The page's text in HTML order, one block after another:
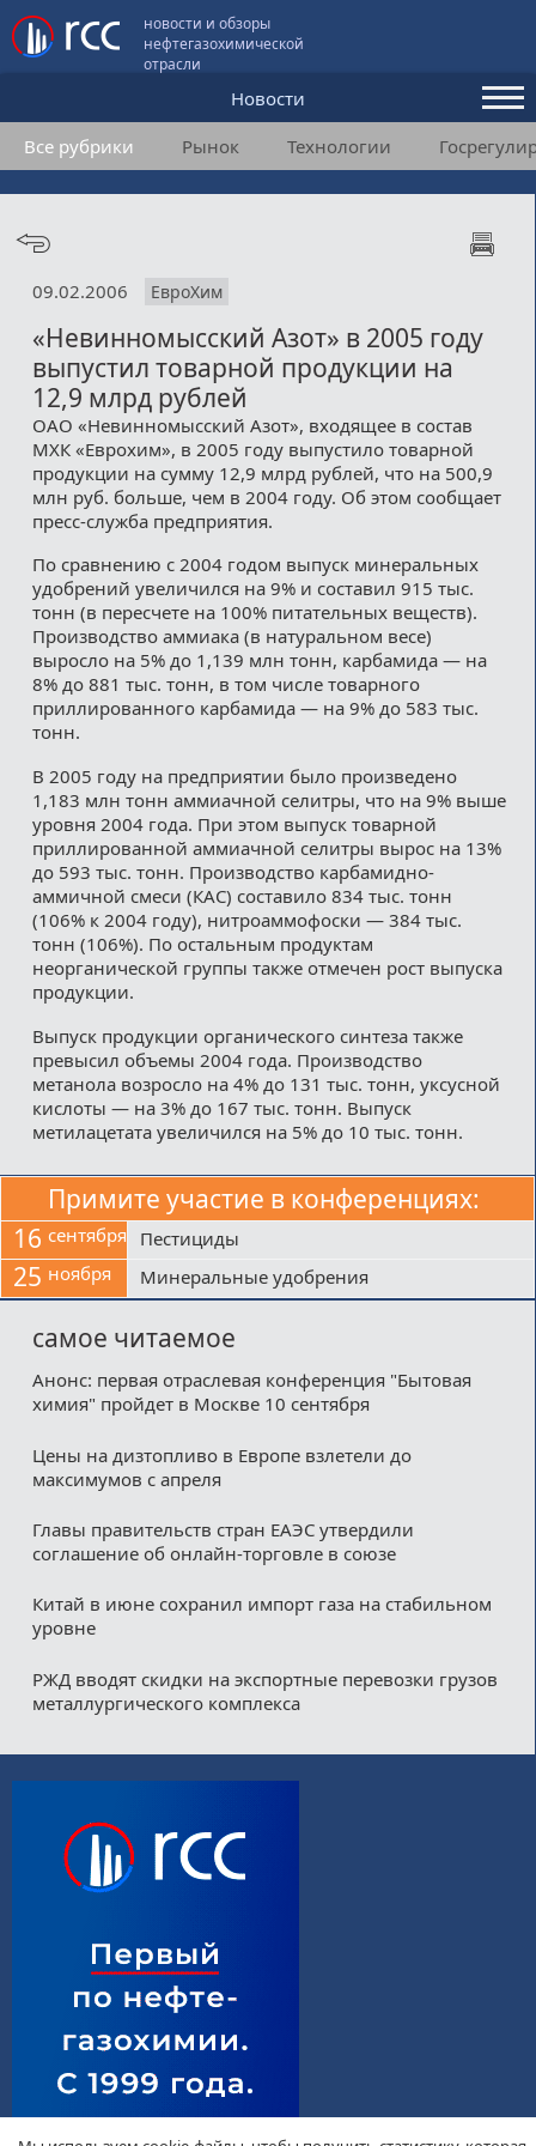
новости и обзоры
нефтегазохимической
отрасли
Новости
Аналитика и мнения
Конференции
Пользовательское соглашение
Медиакит
Контакты
Все рубрики Рынок Технологии
09.02.2006 ЕвроХим
«Невинномысский Азот» в 2005 году
выпустил товарной продукции на
12,9 млрд рублей
ОАО «Невинномысский Азот», входящее в состав
МХК «Еврохим», в 2005 году выпустило товарной
продукции на сумму 12,9 млрд рублей, что на 500,9
млн руб. больше, чем в 2004 году. Об этом сообщает
пресс-служба предприятия.
По сравнению с 2004 годом выпуск минеральных
удобрений увеличился на 9% и составил 915 тыс.
тонн (в пересчете на 100% питательных веществ).
Производство аммиака (в натуральном весе)
выросло на 5% до 1,139 млн тонн, карбамида — на
8% до 881 тыс. тонн, в том числе товарного
приллированного карбамида — на 9% до 583 тыс.
тонн.
В 2005 году на предприятии было произведено
1,183 млн тонн аммиачной селитры, что на 9% выше
уровня 2004 года. При этом выпуск товарной
приллированной аммиачной селитры вырос на 13%
до 593 тыс. тонн. Производство карбамидно-
аммичной смеси (КАС) составило 834 тыс. тонн
(106% к 2004 году), нитроаммофоски — 384 тыс.
тонн (106%). По остальным продуктам
неорганической группы также отмечен рост выпуска
продукции.
Выпуск продукции органического синтеза также
превысил объемы 2004 года. Производство
метанола возросло на 4% до 131 тыс. тонн, уксусной
кислоты — на 3% до 167 тыс. тонн. Выпуск
метилацетата увеличился на 5% до 10 тыс. тонн.
Примите участие в конференциях:
16 сентября Пестициды
25 ноября Минеральные удобрения
самое читаемое
Анонс: первая отраслевая конференция "Бытовая
химия" пройдет в Москве 10 сентября
Цены на дизтопливо в Европе взлетели до
максимумов с апреля
Главы правительств стран ЕАЭС утвердили
соглашение об онлайн-торговле в союзе
Китай в июне сохранил импорт газа на стабильном
уровне
РЖД вводят скидки на экспортные перевозки грузов
металлургического комплекса